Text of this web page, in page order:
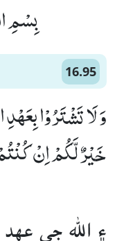
بِسْمِ
16.95
وَ لَا تَشْتَرُوْا بِعَهْدِ
خَیْرٌ لَّكُمْ اِنْ كُنْتُمْ
۽ الله جي